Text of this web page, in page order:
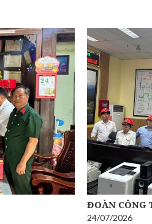
ĐOÀN CÔNG
24/07/2026